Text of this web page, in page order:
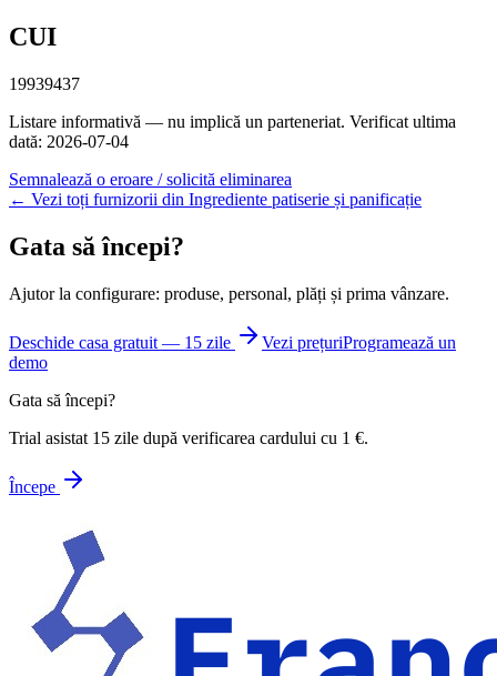
CUI
19939437
Listare informativă — nu implică un parteneriat. Verificat ultima
dată: 2026-07-04
Semnalează o eroare / solicită eliminarea
← Vezi toți furnizorii din Ingrediente patiserie și panificație
Gata să începi?
Ajutor la configurare: produse, personal, plăți și prima vânzare.
Deschide casa gratuit — 15 zile Vezi prețuriProgramează un
demo
Gata să începi?
Trial asistat 15 zile după verificarea cardului cu 1 €.
Începe